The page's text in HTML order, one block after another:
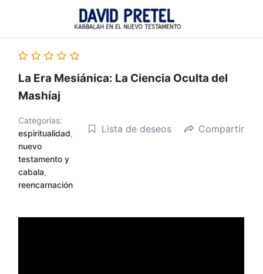
La Era Mesiánica: La Ciencia Oculta del
Mashíaj
Categorías:
espiritualidad,
nuevo
testamento y
cabala,
reencarnación
Lista de deseos Compartir